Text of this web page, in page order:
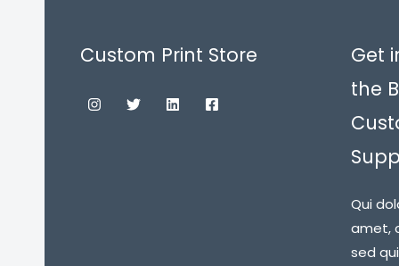
Custom Print Store
Get
the
Qui
amet,
sed